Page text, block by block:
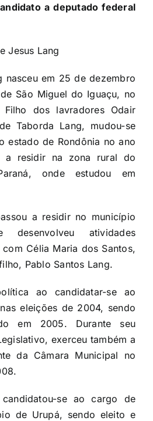
a deputado federal
Jesus Lang
nasceu em 25 de dezembro
São Miguel do Iguaçu, no
dos lavradores Odair
Taborda Lang, mudou-se
estado de Rondônia no ano
a residir na zona rural do
onde estudou em
a residir no município
atividades
Célia Maria dos Santos,
Pablo Santos Lang.
ao candidatar-se ao
eleições de 2004, sendo
em 2005. Durante seu
exerceu também a
da Câmara Municipal no
se ao cargo de
de Urupá, sendo eleito e